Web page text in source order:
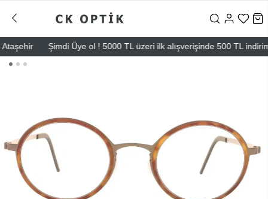
Şimdi Üye ol ! 5000 TL üzeri ilk alışverişinde 500 TL indirim